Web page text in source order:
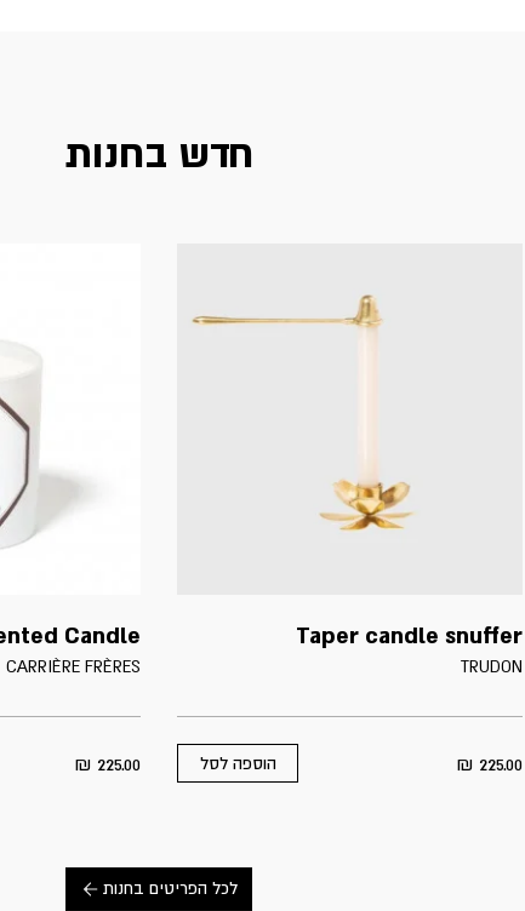
חדש בחנות
Taper candle snuffer
TRUDON
225.00
₪ הוספה לסל
Candle
CARRIÈRE FRÈRES
225.00
₪
לכל הפריטים בחנות